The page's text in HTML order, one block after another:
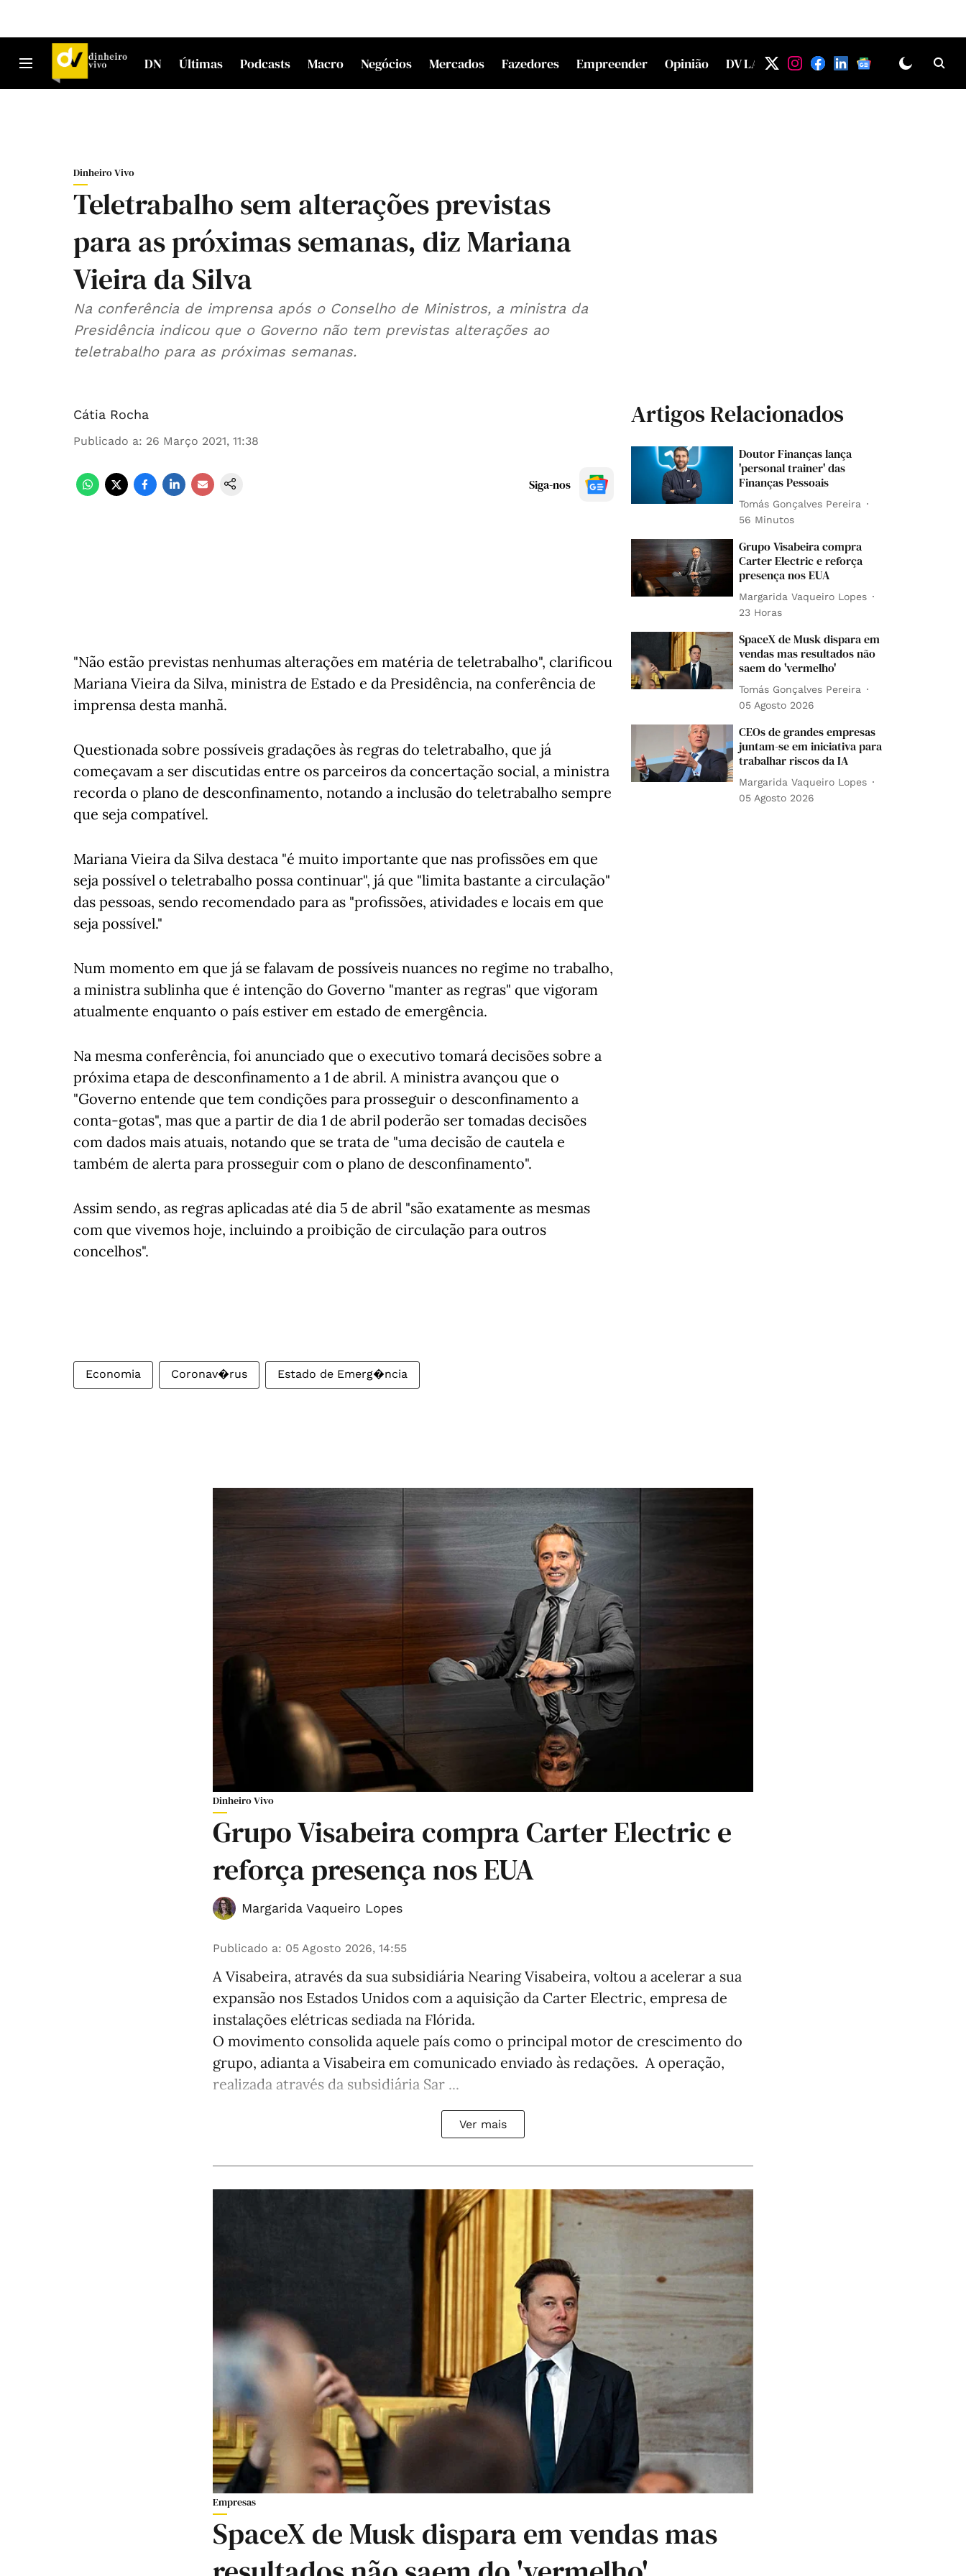
DN Últimas Podcasts Macro Negócios Mercados Fazedores Empreender Opinião DV LAB
Dinheiro Vivo
Teletrabalho sem alterações previstas
para as próximas semanas, diz Mariana
Vieira da Silva
Na conferência de imprensa após o Conselho de Ministros, a ministra da
Presidência indicou que o Governo não tem previstas alterações ao
teletrabalho para as próximas semanas.
Cátia Rocha
Publicado a: 26 Março 2021, 11:38
Siga-nos
"Não estão previstas nenhumas alterações em matéria de teletrabalho", clarificou
Mariana Vieira da Silva, ministra de Estado e da Presidência, na conferência de
imprensa desta manhã.
Questionada sobre possíveis gradações às regras do teletrabalho, que já
começavam a ser discutidas entre os parceiros da concertação social, a ministra
recorda o plano de desconfinamento, notando a inclusão do teletrabalho sempre
que seja compatível.
Mariana Vieira da Silva destaca "é muito importante que nas profissões em que
seja possível o teletrabalho possa continuar", já que "limita bastante a circulação"
das pessoas, sendo recomendado para as "profissões, atividades e locais em que
seja possível."
Num momento em que já se falavam de possíveis nuances no regime no trabalho,
a ministra sublinha que é intenção do Governo "manter as regras" que vigoram
atualmente enquanto o país estiver em estado de emergência.
Na mesma conferência, foi anunciado que o executivo tomará decisões sobre a
próxima etapa de desconfinamento a 1 de abril. A ministra avançou que o
"Governo entende que tem condições para prosseguir o desconfinamento a
conta-gotas", mas que a partir de dia 1 de abril poderão ser tomadas decisões
com dados mais atuais, notando que se trata de "uma decisão de cautela e
também de alerta para prosseguir com o plano de desconfinamento".
Assim sendo, as regras aplicadas até dia 5 de abril "são exatamente as mesmas
com que vivemos hoje, incluindo a proibição de circulação para outros
concelhos".
Economia Coronav�rus Estado de Emerg�ncia
Artigos Relacionados
Doutor Finanças lança
'personal trainer' das
Finanças Pessoais
Tomás Gonçalves Pereira
56 Minutos
Grupo Visabeira compra
Carter Electric e reforça
presença nos EUA
Margarida Vaqueiro Lopes
23 Horas
SpaceX de Musk dispara em
vendas mas resultados não
saem do 'vermelho'
Tomás Gonçalves Pereira
05 Agosto 2026
CEOs de grandes empresas
juntam-se em iniciativa para
trabalhar riscos da IA
Margarida Vaqueiro Lopes
05 Agosto 2026
Dinheiro Vivo
Grupo Visabeira compra Carter Electric e
reforça presença nos EUA
Margarida Vaqueiro Lopes
Publicado a: 05 Agosto 2026, 14:55
A Visabeira, através da sua subsidiária Nearing Visabeira, voltou a acelerar a sua
expansão nos Estados Unidos com a aquisição da Carter Electric, empresa de
instalações elétricas sediada na Flórida.
O movimento consolida aquele país como o principal motor de crescimento do
grupo, adianta a Visabeira em comunicado enviado às redações. A operação,
realizada através da subsidiária Sar ...
Ver mais
Empresas
SpaceX de Musk dispara em vendas mas